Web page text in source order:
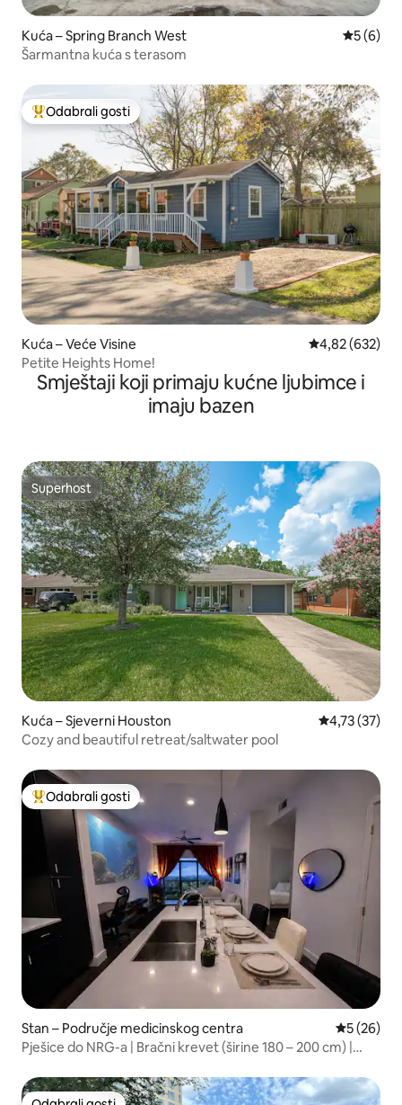
Kuća – Spring Branch West
5 (6)
Šarmantna kuća s terasom
Među najviše rangiranima s oznakom „Odabrali gosti”
Odabrali gosti
Kuća – Veće Visine Prosječna
4,82 (632)
Petite Heights Home!
Smještaji koji primaju kućne ljubimce i
imaju bazen
Superhost
Superhost
Kuća – Sjeverni Houston Prosječna
4,73 (37)
Cozy and beautiful retreat/saltwater pool
Među najviše rangiranima s oznakom „Odabrali gosti”
Odabrali gosti
Stan – Područje medicinskog centra Prosječna
5 (26)
Pješice do NRG-a | Bračni krevet (širine 180 – 200 cm) |